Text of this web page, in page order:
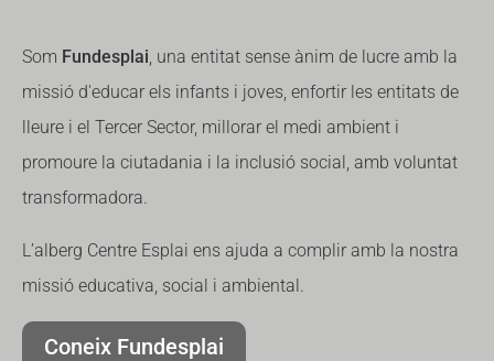
Som Fundesplai, una entitat sense ànim de lucre amb la
missió d'educar els infants i joves, enfortir les entitats de
lleure i el Tercer Sector, millorar el medi ambient i
promoure la ciutadania i la inclusió social, amb voluntat
transformadora.
L’alberg Centre Esplai ens ajuda a complir amb la nostra
missió educativa, social i ambiental.
Coneix Fundesplai